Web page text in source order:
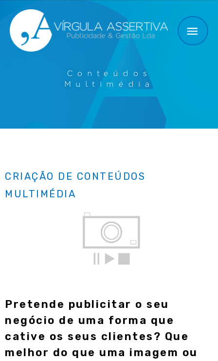
Conteúdos
Multimédia
CRIAÇÃO DE CONTEÚDOS
MULTIMÉDIA
Pretende publicitar o seu
negócio de uma forma que
cative os seus clientes? Que
melhor do que uma imagem ou